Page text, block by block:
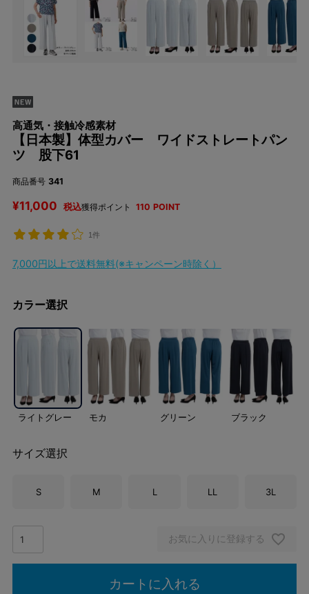
高通気・接触冷感素材
【日本製】体型カバー ワイドストレートパン
ツ 股下61
商品番号 341
¥11,000 税込獲得ポイント 110 POINT
1件
7,000円以上で送料無料(※キャンペーン時除く）
カラー選択
ライトグレー モカ グリーン ブラック
サイズ選択
S M L LL 3L
お気に入りに登録する
カートに入れる